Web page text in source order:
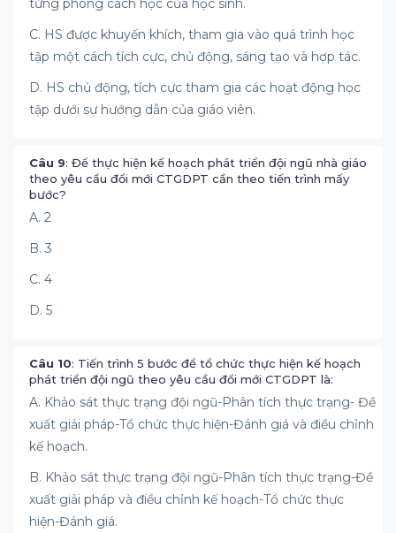
từng phong cách học của học sinh.
C. HS được khuyến khích, tham gia vào quá trình học
tập một cách tích cực, chủ động, sáng tạo và hợp tác.
D. HS chủ động, tích cực tham gia các hoạt động học
tập dưới sự hướng dẫn của giáo viên.
Câu 9: Để thực hiện kế hoạch phát triển đội ngũ nhà giáo
theo yêu cầu đổi mới CTGDPT cần theo tiến trình mấy
bước?
A. 2
B. 3
C. 4
D. 5
Câu 10: Tiến trình 5 bước để tổ chức thực hiện kế hoạch
phát triển đội ngũ theo yêu cầu đổi mới CTGDPT là:
A. Khảo sát thực trạng đội ngũ-Phân tích thực trạng- Đề
xuất giải pháp-Tổ chức thực hiện-Đánh giá và điều chỉnh
kế hoạch.
B. Khảo sát thực trạng đội ngũ-Phân tích thực trạng-Đề
xuất giải pháp và điều chỉnh kế hoạch-Tổ chức thực
hiện-Đánh giá.